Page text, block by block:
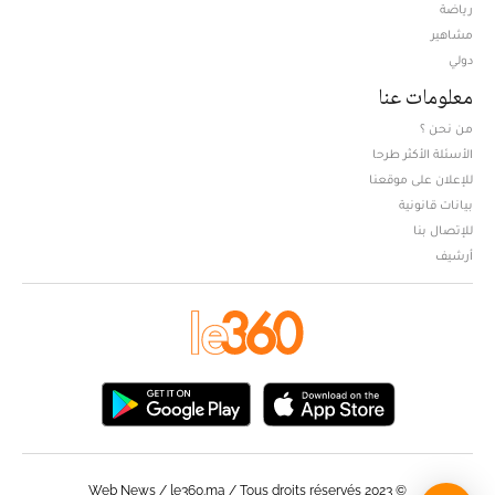
رياضة
مشاهير
دولي
معلومات عنا
من نحن ؟
الأسئلة الأكثر طرحا
للإعلان على موقعنا
بيانات قانونية
للإتصال بنا
أرشيف
© Web News / le360.ma / Tous droits réservés 2023